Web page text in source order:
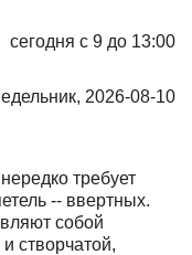
сегодня с 9 до 13:00
2026-08-10
требует
-- ввертных.
собой
створчатой,